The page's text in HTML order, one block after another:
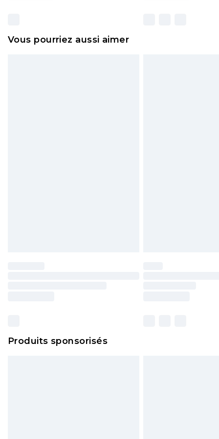
Vous pourriez aussi aimer
Produits sponsorisés